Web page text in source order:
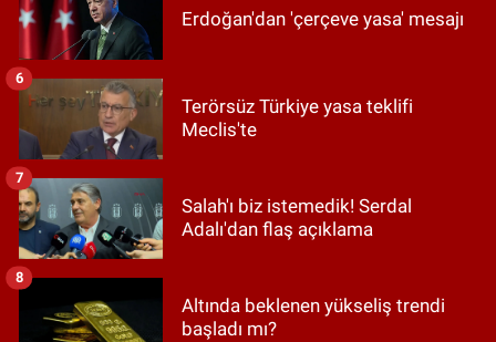
Erdoğan'dan 'çerçeve yasa' mesajı
Terörsüz Türkiye yasa teklifi
Meclis'te
6
Salah'ı biz istemedik! Serdal
Adalı'dan flaş açıklama
7
Altında beklenen yükseliş trendi
başladı mı?
8